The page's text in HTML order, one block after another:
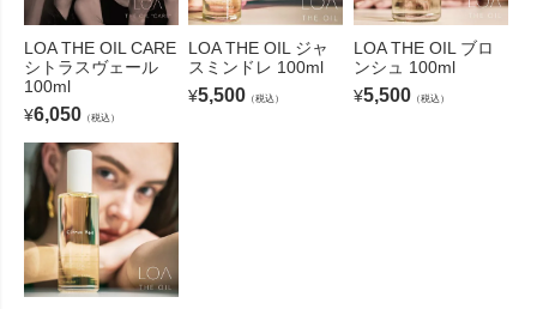
LOA THE OIL CARE
シトラスヴェール
100ml
¥6,050 （税込）
LOA THE OIL ジャ
スミンドレ 100ml
¥5,500 （税込）
LOA THE OIL ブロ
ンシュ 100ml
¥5,500（税込）